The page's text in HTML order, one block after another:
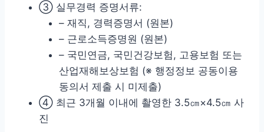
③ 실무경력 증명서류:
– 재직, 경력증명서 (원본)
– 근로소득증명원 (원본)
– 국민연금, 국민건강보험, 고용보험 또는
산업재해보상보험 (※ 행정정보 공동이용
동의서 제출 시 미제출)
④ 최근 3개월 이내에 촬영한 3.5㎝×4.5㎝ 사
진